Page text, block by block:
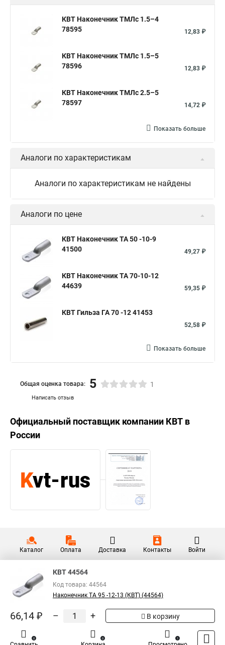
КВТ Наконечник ТМЛс 1.5–4
78595
12,83 ₽
КВТ Наконечник ТМЛс 1.5–5
78596
12,83 ₽
КВТ Наконечник ТМЛс 2.5–5
78597
14,72 ₽
Показать больше
Аналоги по характеристикам
Аналоги по характеристикам не найдены
Аналоги по цене
КВТ Наконечник ТА 50 -10-9
41500
49,27 ₽
КВТ Наконечник ТА 70-10-12
44639
59,35 ₽
КВТ Гильза ГА 70 -12 41453
52,58 ₽
Показать больше
Написать отзыв
Общая оценка товара: 5 1
Официальный поставщик компании КВТ в
России
Каталог Оплата Доставка Контакты Войти
КВТ 44564
Код товара: 44564
Наконечник ТА 95 -12-13 (КВТ) (44564)
66,14 ₽ – + В корзину
0 0 1